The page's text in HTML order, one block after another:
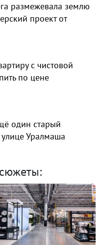
размежевала землю
проект от
с чистовой
по цене
один старый
Уралмаша